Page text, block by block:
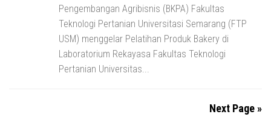
Pengembangan Agribisnis (BKPA) Fakultas
Teknologi Pertanian Universitasi Semarang (FTP
USM) menggelar Pelatihan Produk Bakery di
Laboratorium Rekayasa Fakultas Teknologi
Pertanian Universitas...
Next Page »